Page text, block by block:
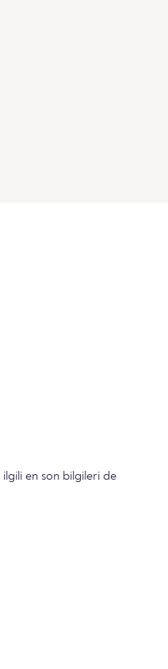
ilgili en son bilgileri de